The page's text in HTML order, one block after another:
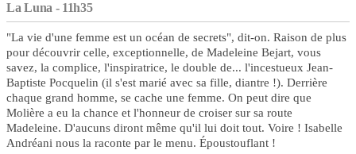
La Luna - 11h35
"La vie d'une femme est un océan de secrets", dit-on. Raison de plus
pour découvrir celle, exceptionnelle, de Madeleine Bejart, vous
savez, la complice, l'inspiratrice, le double de... l'incestueux Jean-
Baptiste Pocquelin (il s'est marié avec sa fille, diantre !). Derrière
chaque grand homme, se cache une femme. On peut dire que
Molière a eu la chance et l'honneur de croiser sur sa route
Madeleine. D'aucuns diront même qu'il lui doit tout. Voire ! Isabelle
Andréani nous la raconte par le menu. Époustouflant !